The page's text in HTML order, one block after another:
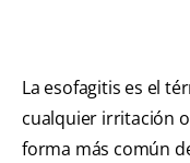
La esofagitis es el
cualquier irritación
forma más común